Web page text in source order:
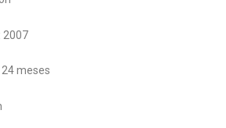
2007
24 meses